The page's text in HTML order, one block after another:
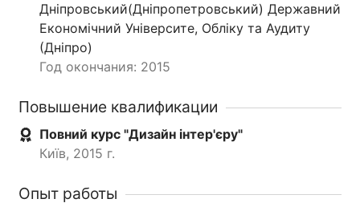
Дніпровський(Дніпропетровський) Державний
Економічний Університе, Обліку та Аудиту
(Дніпро)
Год окончания: 2015
Повышение квалификации
Повний курс "Дизайн інтер'єру"
Київ, 2015 г.
Опыт работы